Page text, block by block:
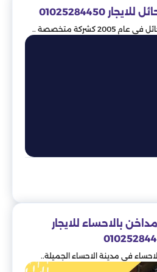
01025284450
كشركة متخصصة ..
بالاحساء للايجار
في مدينة الاحساء الجميلة..